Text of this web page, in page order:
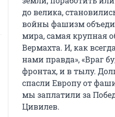
до велика,
войны фашизм
мира, самая крупная
Вермахта. И, как
нами правда», «Враг
фронтах, и в тылу.
спасли Европу от
мы заплатили за
Цивилев.